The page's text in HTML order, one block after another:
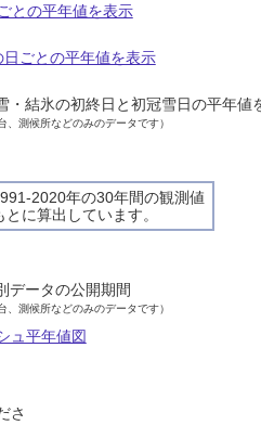
との平年値を表示
日ごとの平年値を表示
・結氷の初終日と初冠雪日の平年値
、測候所などのみのデータです）
2020年の30年間の観測値
に算出しています。
データの公開期間
、測候所などのみのデータです）
ュ平年値図
さ